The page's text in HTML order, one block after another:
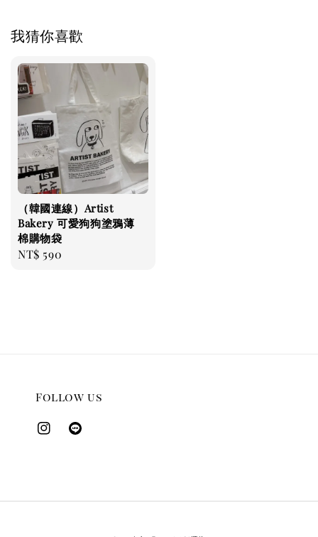
我猜你喜歡
（韓國連線）Artist
Bakery 可愛狗狗塗鴉薄
棉購物袋
Regular
NT$ 590
Follow us